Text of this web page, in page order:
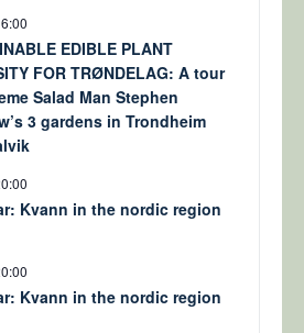
EDIBLE PLANT
FOR TRØNDELAG: A tour
Salad Man Stephen
3 gardens in Trondheim
Kvann in the nordic region
Kvann in the nordic region